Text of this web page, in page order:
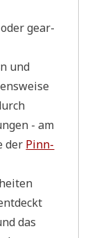
gear­
und
- am
der Pinn­
das